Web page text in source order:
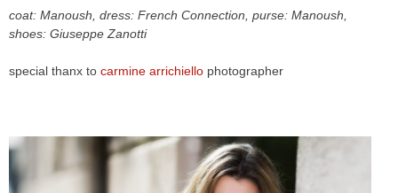
coat: Manoush, dress: French Connection, purse: Manoush,
shoes: Giuseppe Zanotti
special thanx to carmine arrichiello photographer